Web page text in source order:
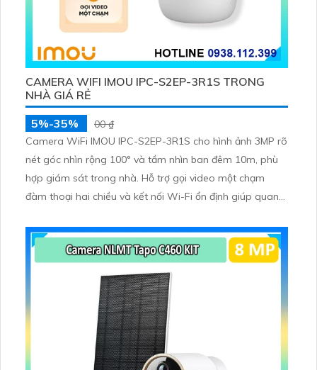
CAMERA WIFI IMOU IPC-S2EP-3R1S TRONG
NHÀ GIÁ RẺ
5%-35%
00 ₫
Camera WiFi IMOU IPC-S2EP-3R1S cho hình ảnh 3MP rõ
nét góc nhìn rộng 100° và tầm nhìn ban đêm 10m, phù
hợp giám sát trong nhà. Hỗ trợ gọi video một chạm
đàm thoại hai chiều và kết nối Wi-Fi ổn định giúp quan
256GB hoặc lưu đám mây dễ lắp đặt cho gia đình và văn
phòng nhỏ.